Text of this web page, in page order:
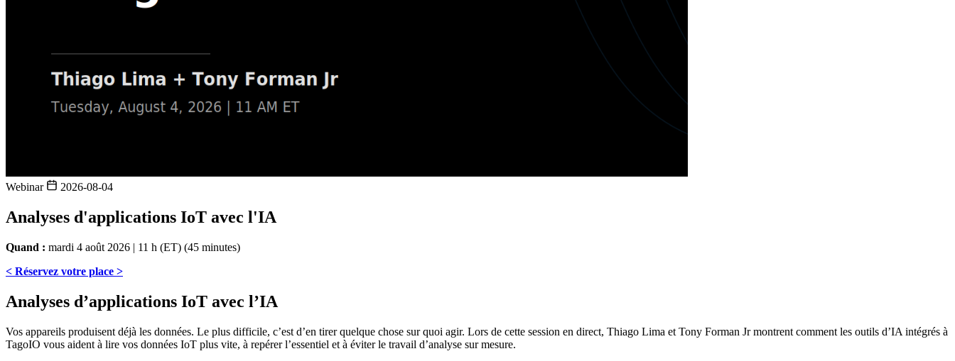
Webinar 2026-08-04
Analyses d'applications IoT avec l'IA
Quand : mardi 4 août 2026 | 11 h (ET) (45 minutes)
< Réservez votre place >
Analyses d’applications IoT avec l’IA
Vos appareils produisent déjà les données. Le plus difficile, c’est d’en tirer quelque chose sur quoi agir. Lors de cette session en direct, Thiago Lima et Tony Forman Jr montrent comment les outils d’IA intégrés à
TagoIO vous aident à lire vos données IoT plus vite, à repérer l’essentiel et à éviter le travail d’analyse sur mesure.